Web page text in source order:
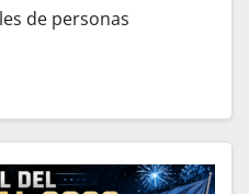
de personas